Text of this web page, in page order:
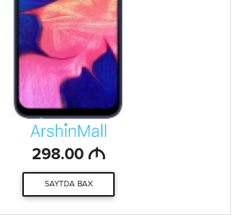
298.00 M
SAYTDA BAX